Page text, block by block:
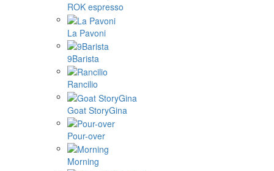
ROK espresso
La Pavoni
9Barista
Rancilio
Goat StoryGina
Pour-over
Morning